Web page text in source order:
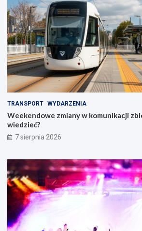
TRANSPORT WYDARZENIA
Weekendowe zmiany w komunikacji
wiedzieć?
7 sierpnia 2026